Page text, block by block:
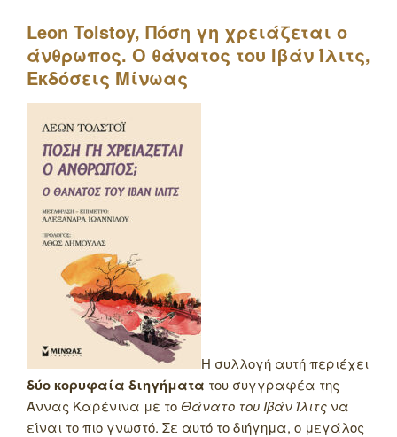
Leon Tolstoy, Πόση γη χρειάζεται ο
άνθρωπος. Ο θάνατος του Ιβάν Ίλιτς,
Εκδόσεις Μίνωας
Η συλλογή αυτή περιέχει
δύο κορυφαία διηγήματα του συγγραφέα της
Άννας Καρένινα με τοΘάνατο του Ιβάν Ίλιτςνα
είναι το πιο γνωστό. Σε αυτό το διήγημα, ο μεγάλος